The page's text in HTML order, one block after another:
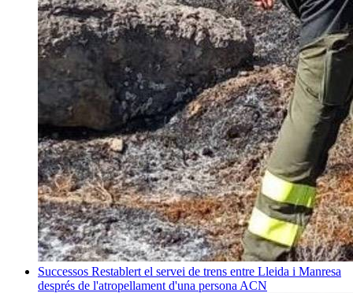
Successos Restablert el servei de trens entre Lleida i Manresa
després de l'atropellament d'una persona ACN